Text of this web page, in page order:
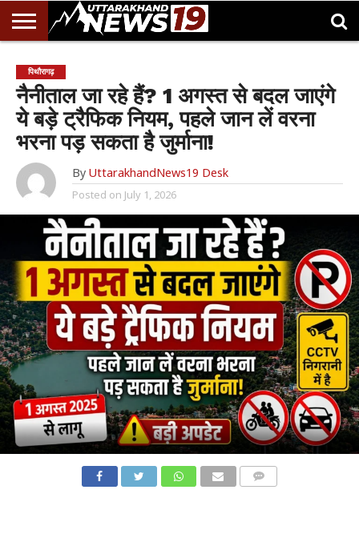
पिथौरागढ़
नैनीताल जा रहे हैं? 1 अगस्त से बदल जाएंगे
ये बड़े ट्रैफिक नियम, पहले जान लें वरना
भरना पड़ सकता है जुर्माना!
By UttarakhandNews19 Desk
Posted on July 1, 2026